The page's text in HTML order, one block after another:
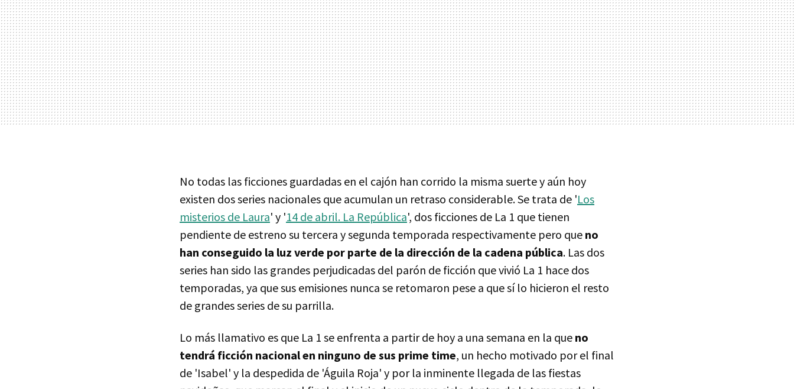
No todas las ficciones guardadas en el cajón han corrido la misma suerte y aún hoy
existen dos series nacionales que acumulan un retraso considerable. Se trata de 'Los
misterios de Laura' y '14 de abril. La República', dos ficciones de La 1 que tienen
pendiente de estreno su tercera y segunda temporada respectivamente pero que no
han conseguido la luz verde por parte de la dirección de la cadena pública. Las dos
series han sido las grandes perjudicadas del parón de ficción que vivió La 1 hace dos
temporadas, ya que sus emisiones nunca se retomaron pese a que sí lo hicieron el resto
de grandes series de su parrilla.
Lo más llamativo es que La 1 se enfrenta a partir de hoy a una semana en la que no
tendrá ficción nacional en ninguno de sus prime time, un hecho motivado por el final
de 'Isabel' y la despedida de 'Águila Roja' y por la inminente llegada de las fiestas